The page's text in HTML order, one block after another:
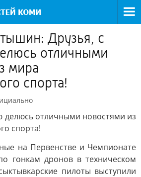
Друзья, с
отличными
мира
спорта!
делюсь отличными новостями из
спорта!
на Первенстве и Чемпионате
гонкам дронов в техническом
пилоты выступили